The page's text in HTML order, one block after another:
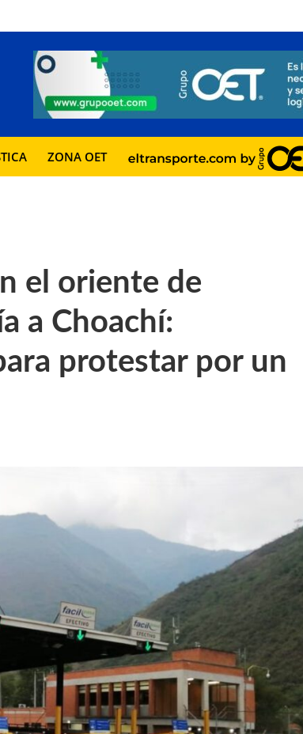
ZONA OET
el oriente de
a Choachí:
protestar por un